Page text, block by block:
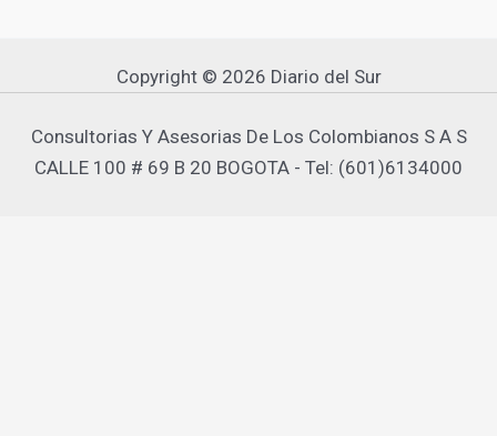
Copyright © 2026 Diario del Sur
Consultorias Y Asesorias De Los Colombianos S A S
CALLE 100 # 69 B 20 BOGOTA - Tel: (601)6134000